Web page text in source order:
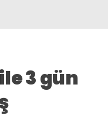
3 gün